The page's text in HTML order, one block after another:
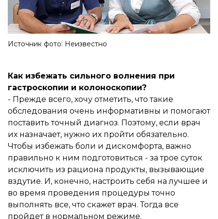
Источник фото: Неизвестно
Как избежать сильного волнения при
гастроскопии и колоноскопии?
- Прежде всего, хочу отметить, что такие
обследования очень информативны и помогают
поставить точный диагноз. Поэтому, если врач
их назначает, нужно их пройти обязательно.
Чтобы избежать боли и дискомфорта, важно
правильно к ним подготовиться - за трое суток
исключить из рациона продукты, вызывающие
вздутие. И, конечно, настроить себя на лучшее и
во время проведения процедуры точно
выполнять все, что скажет врач. Тогда все
пройдет в нормальном режиме.